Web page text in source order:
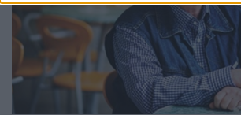
functionality and fraud prevention,
user protection.